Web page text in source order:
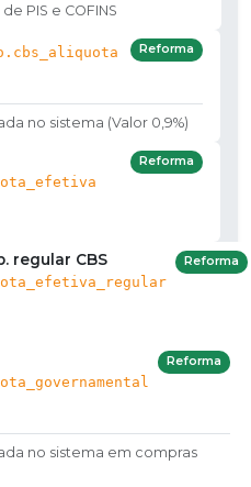
PIS e COFINS
Reforma
no sistema (Valor 0,9%)
Reforma
regular CBS Reforma
Reforma
no sistema em compras